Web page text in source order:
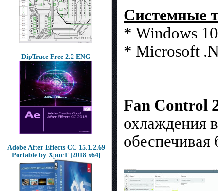
DipTrace Free 2.2 ENG
Adobe After Effects CC 15.1.2.69
Portable by XpucT [2018 x64]
Системные
* Windows
* Microsoft
Fan Control
охлаждения